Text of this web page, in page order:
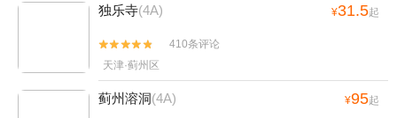
独乐寺(4A) ¥31.5起


410条评论
天津·蓟州区
蓟州溶洞(4A) ¥95起